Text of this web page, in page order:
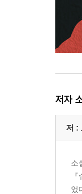
저자
저 :
소
었